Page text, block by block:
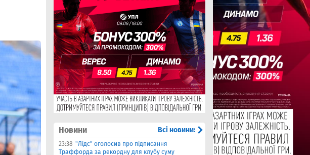
Новини Всі новини:
23:38 "Лідс" оголосив про підписання
Траффорда за рекордну для клубу суму